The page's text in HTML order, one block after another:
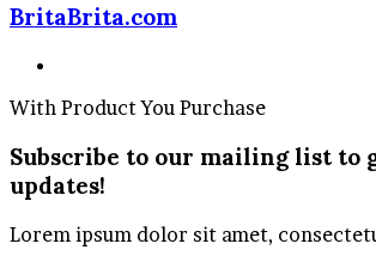
BritaBrita.com
With Product You Purchase
Subscribe to our mailing list to
updates!
Lorem ipsum dolor sit amet,